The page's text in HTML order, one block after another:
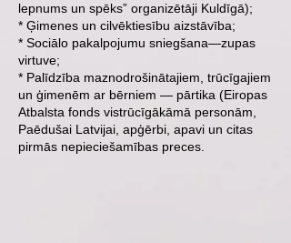
lepnums un spēks” organizētāji Kuldīgā);
* Ģimenes un cilvēktiesību aizstāvība;
* Sociālo pakalpojumu sniegšana—zupas
virtuve;
* Palīdzība maznodrošinātajiem, trūcīgajiem
un ģimenēm ar bērniem — pārtika (Eiropas
Atbalsta fonds vistrūcīgākāmā personām,
Paēdušai Latvijai, apģērbi, apavi un citas
pirmās nepieciešamības preces.